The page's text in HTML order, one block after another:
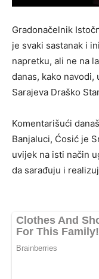
Gradonačelnik
je svaki sastanak i
napretku, ali ne na
danas, kako
Sarajeva Draško
Komentarišući
Banjaluci, Ćosić je
uvijek na isti način
da sarađuju i